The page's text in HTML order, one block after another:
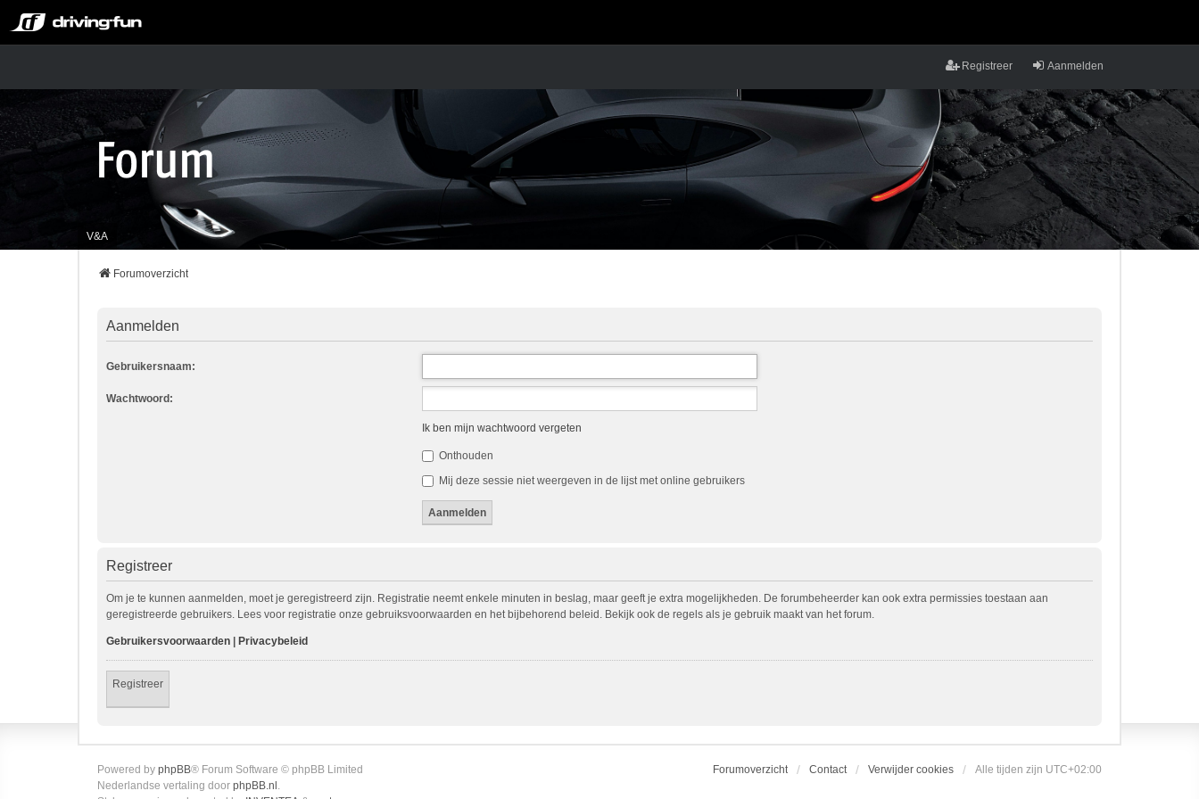
Aanmelden
Registreer
V&A
Forumoverzicht
Aanmelden
Gebruikersnaam:
Wachtwoord:
Ik ben mijn wachtwoord vergeten
Onthouden
Mij deze sessie niet weergeven in de lijst met online gebruikers
Registreer
Om je te kunnen aanmelden, moet je geregistreerd zijn. Registratie neemt enkele minuten in beslag, maar geeft je extra mogelijkheden. De forumbeheerder kan ook extra permissies toestaan aan
geregistreerde gebruikers. Lees voor registratie onze gebruiksvoorwaarden en het bijbehorend beleid. Bekijk ook de regels als je gebruik maakt van het forum.
Gebruikersvoorwaarden Privacybeleid
Registreer
Forumoverzicht Contact Verwijder cookies Alle tijden zijn UTC+02:00
Powered by phpBB® Forum Software © phpBB Limited
Nederlandse vertaling door phpBB.nl .